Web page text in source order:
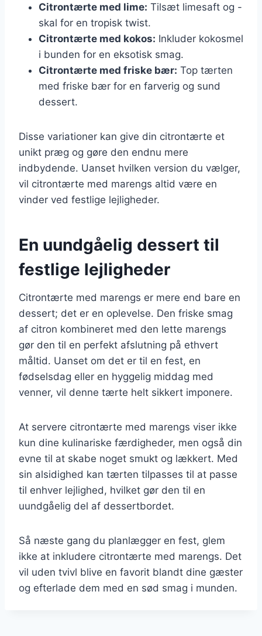
Citrontærte med lime: Tilsæt limesaft og -
skal for en tropisk twist.
Citrontærte med kokos: Inkluder kokosmel
i bunden for en eksotisk smag.
Citrontærte med friske bær: Top tærten
med friske bær for en farverig og sund
dessert.
Disse variationer kan give din citrontærte et
unikt præg og gøre den endnu mere
indbydende. Uanset hvilken version du vælger,
vil citrontærte med marengs altid være en
vinder ved festlige lejligheder.
En uundgåelig dessert til
festlige lejligheder
Citrontærte med marengs er mere end bare en
dessert; det er en oplevelse. Den friske smag
af citron kombineret med den lette marengs
gør den til en perfekt afslutning på ethvert
måltid. Uanset om det er til en fest, en
fødselsdag eller en hyggelig middag med
venner, vil denne tærte helt sikkert imponere.
At servere citrontærte med marengs viser ikke
kun dine kulinariske færdigheder, men også din
evne til at skabe noget smukt og lækkert. Med
sin alsidighed kan tærten tilpasses til at passe
til enhver lejlighed, hvilket gør den til en
uundgåelig del af dessertbordet.
Så næste gang du planlægger en fest, glem
ikke at inkludere citrontærte med marengs. Det
vil uden tvivl blive en favorit blandt dine gæster
og efterlade dem med en sød smag i munden.